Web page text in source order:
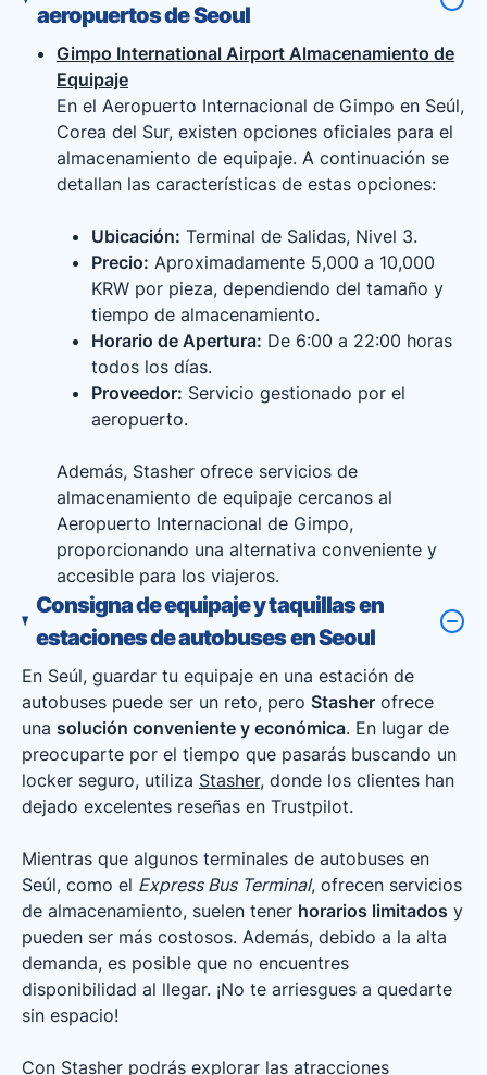
aeropuertos de Seoul
Gimpo International Airport Almacenamiento de
Equipaje
En el Aeropuerto Internacional de Gimpo en Seúl,
Corea del Sur, existen opciones oficiales para el
almacenamiento de equipaje. A continuación se
detallan las características de estas opciones:
Ubicación: Terminal de Salidas, Nivel 3.
Precio: Aproximadamente 5,000 a 10,000
KRW por pieza, dependiendo del tamaño y
tiempo de almacenamiento.
Horario de Apertura: De 6:00 a 22:00 horas
todos los días.
Proveedor: Servicio gestionado por el
aeropuerto.
Además, Stasher ofrece servicios de
almacenamiento de equipaje cercanos al
Aeropuerto Internacional de Gimpo,
proporcionando una alternativa conveniente y
accesible para los viajeros.
Consigna de equipaje y taquillas en
estaciones de autobuses en Seoul
En Seúl, guardar tu equipaje en una estación de
autobuses puede ser un reto, pero Stasher ofrece
una solución conveniente y económica. En lugar de
preocuparte por el tiempo que pasarás buscando un
locker seguro, utiliza Stasher, donde los clientes han
dejado excelentes reseñas en Trustpilot.
Mientras que algunos terminales de autobuses en
Seúl, como el Express Bus Terminal, ofrecen servicios
de almacenamiento, suelen tener horarios limitados y
pueden ser más costosos. Además, debido a la alta
demanda, es posible que no encuentres
disponibilidad al llegar. ¡No te arriesgues a quedarte
sin espacio!
Con Stasher podrás explorar las atracciones